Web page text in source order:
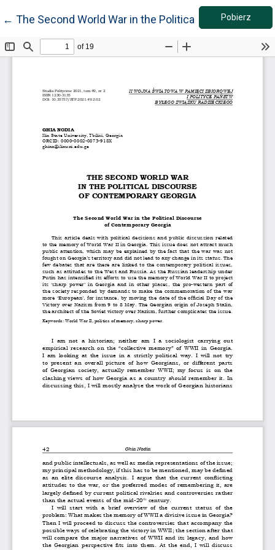
← Wróć do szczegółów artykułu
The Second World War in the Political Discourse of
Pobierz